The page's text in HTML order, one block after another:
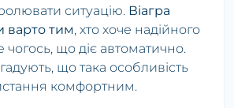
ситуацію. Віагра
варто тим, хто хоче надійного
чогось, що діє автоматично.
що така особливість
комфортним.